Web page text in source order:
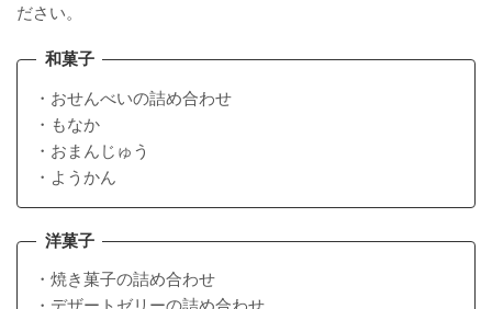
ださい。
和菓子
・おせんべいの詰め合わせ
・もなか
・おまんじゅう
・ようかん
洋菓子
・焼き菓子の詰め合わせ